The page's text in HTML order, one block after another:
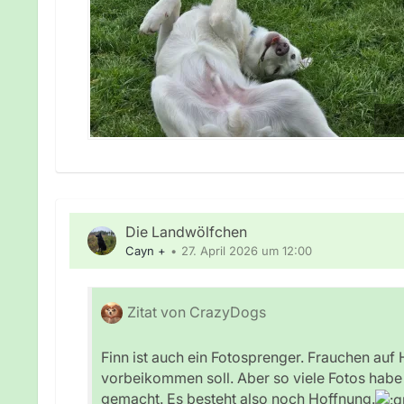
Die Landwölfchen
Cayn + 27. April 2026 um 12:00
Zitat von CrazyDogs
Finn ist auch ein Fotosprenger. Frauchen
vorbeikommen soll. Aber so viele Fotos
gemacht. Es besteht also noch Hoffnung.